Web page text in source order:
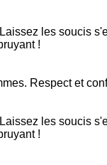
les soucis
!
Respect et
les soucis
!